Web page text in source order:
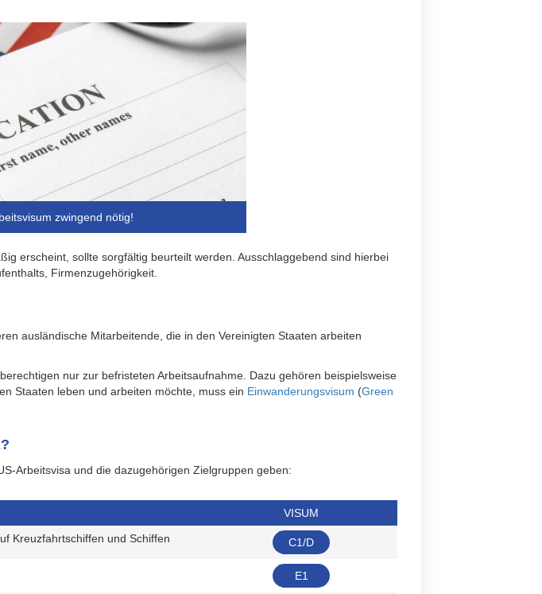
zwingend nötig!
erscheint, sollte sorgfältig beurteilt werden. Ausschlaggebend sind hierbei
Firmenzugehörigkeit.
ausländische Mitarbeitende, die in den Vereinigten Staaten arbeiten
nur zur befristeten Arbeitsaufnahme. Dazu gehören beispielsweise
Staaten leben und arbeiten möchte, muss ein Einwanderungsvisum (Green
Arbeitsvisa und die dazugehörigen Zielgruppen geben:
VISUM
Kreuzfahrtschiffen und Schiffen
C1/D
E1